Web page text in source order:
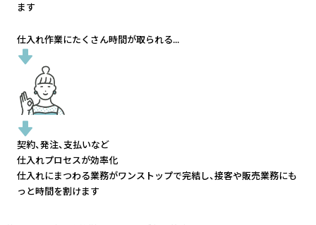
ます
仕入れ作業にたくさん時間が取られる...
契約、発注、支払いなど
仕入れプロセスが効率化
仕入れにまつわる業務がワンストップで完結し、接客や販売業務にも
っと時間を割けます